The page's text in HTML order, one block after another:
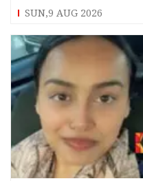
SUN,9 AUG 2026